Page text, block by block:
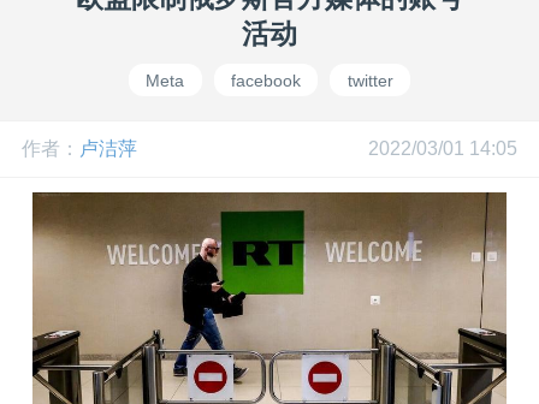
开
活动
Meta facebook twitter
作者： 卢洁萍 2022/03/01 14:05